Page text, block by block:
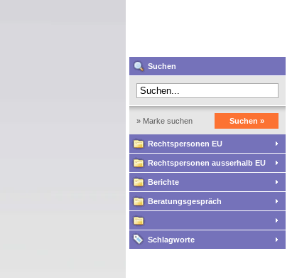
Suchen
» Marke suchen Suchen »
Rechtspersonen EU
Rechtspersonen ausserhalb EU
Berichte
Beratungsgespräch
Schlagworte